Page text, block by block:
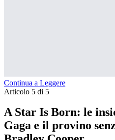
Continua a Leggere
Articolo 5 di 5
A Star Is Born: le
Gaga e il provino